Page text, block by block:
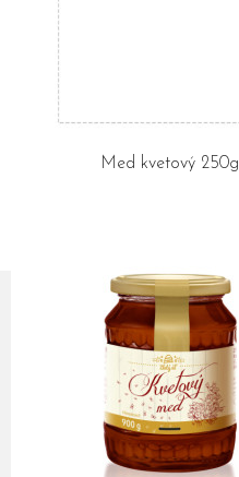
Med kvetový 250g